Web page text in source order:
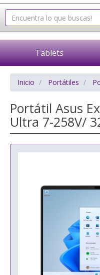
Tablets
Inicio Portátiles
Portátil Asus
Ultra 7-258V/